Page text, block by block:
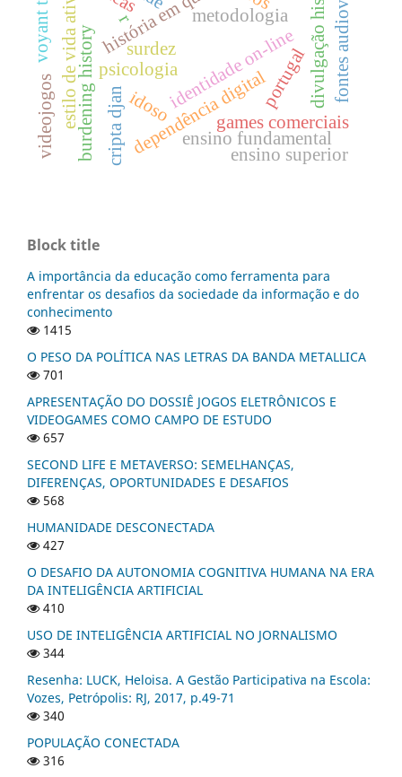
idosoidentidade on-line
burdening history
metodologia
dependência digital
estilo de vida ativo psicologia
ensino fundamental
games comerciais
divulgação histórica
surdez
videojogos ensino superior
r
portugal
cripta djan
Block title
A importância da educação como ferramenta para
enfrentar os desafios da sociedade da informação e do
conhecimento
1415
O PESO DA POLÍTICA NAS LETRAS DA BANDA METALLICA
701
APRESENTAÇÃO DO DOSSIÊ JOGOS ELETRÔNICOS E
VIDEOGAMES COMO CAMPO DE ESTUDO
657
SECOND LIFE E METAVERSO: SEMELHANÇAS,
DIFERENÇAS, OPORTUNIDADES E DESAFIOS
568
HUMANIDADE DESCONECTADA
427
O DESAFIO DA AUTONOMIA COGNITIVA HUMANA NA ERA
DA INTELIGÊNCIA ARTIFICIAL
410
USO DE INTELIGÊNCIA ARTIFICIAL NO JORNALISMO
344
Resenha: LUCK, Heloisa. A Gestão Participativa na Escola:
Vozes, Petrópolis: RJ, 2017, p.49-71
340
POPULAÇÃO CONECTADA
316